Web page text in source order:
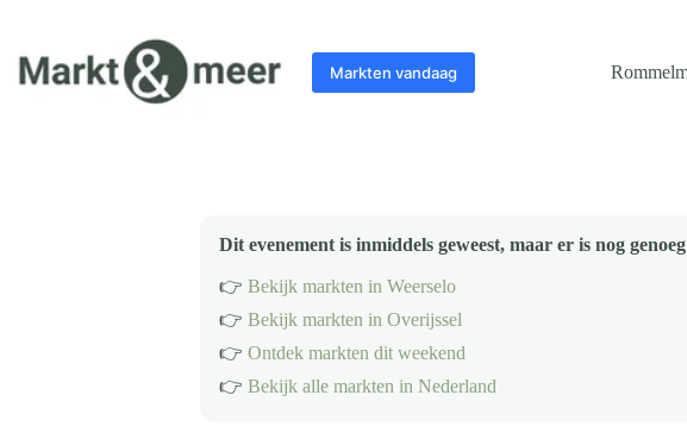
inhoud
Markten vandaag
Dit evenement is inmiddels geweest, maar er is nog
👉 Bekijk markten in Weerselo
👉 Bekijk markten in Overijssel
👉 Ontdek markten dit weekend
👉 Bekijk alle markten in Nederland